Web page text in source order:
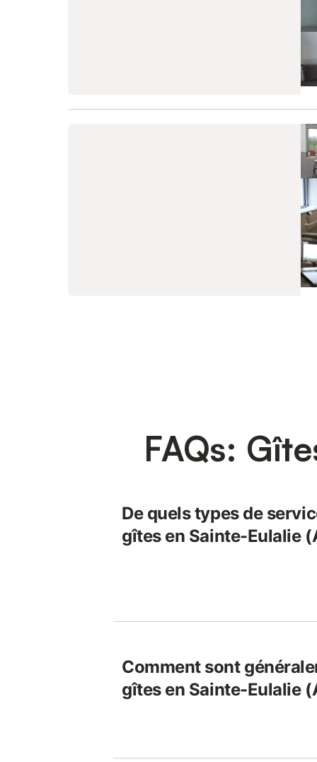
FAQs:
De quels types de
gîtes en Sainte-Eulalie
Comment sont
gîtes en Sainte-Eulalie